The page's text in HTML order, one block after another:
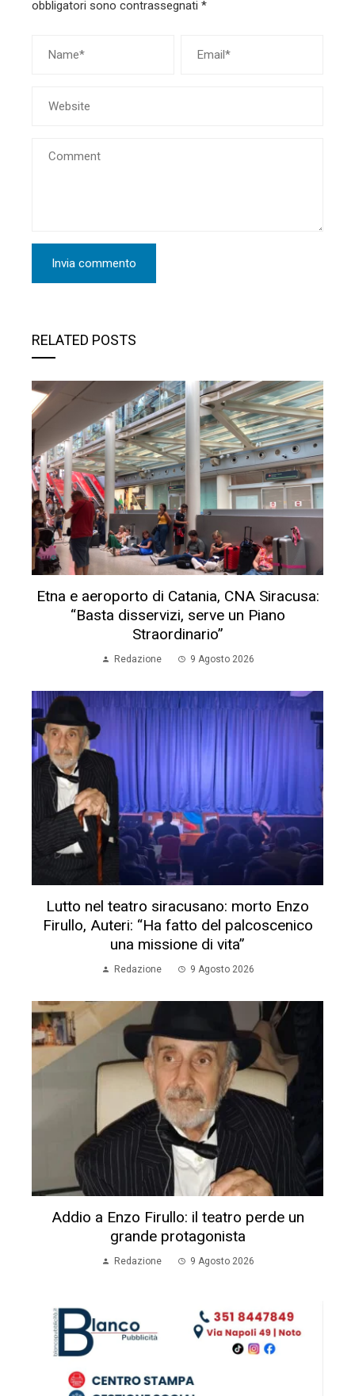
obbligatori sono contrassegnati *
RELATED POSTS
Etna e aeroporto di Catania, CNA Siracusa:
“Basta disservizi, serve un Piano
Straordinario”
Redazione 9 Agosto 2026
Lutto nel teatro siracusano: morto Enzo
Firullo, Auteri: “Ha fatto del palcoscenico
una missione di vita”
Redazione 9 Agosto 2026
Addio a Enzo Firullo: il teatro perde un
grande protagonista
Redazione 9 Agosto 2026